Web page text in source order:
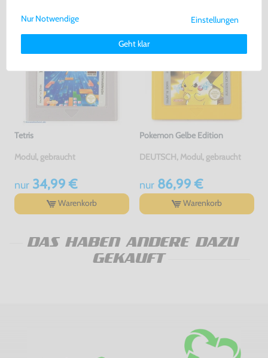
Tetris
Modul, gebraucht
nur34,99 €
Warenkorb
Pokemon Gelbe Edition
DEUTSCH, Modul, gebraucht
nur86,99 €
Warenkorb
DAS HABEN ANDERE DAZU
GEKAUFT
Weitere Informationen zu den von uns verwendeten Cookies und
Deinen Rechten als Nutzer findest Du in unsererDaten­schutz­
Impressum.
Einstellungen
Geht klar
Nur Notwendige